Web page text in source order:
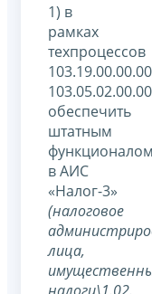
1) в
рамках
техпроцессов
обеспечить
штатным
функционалом
в АИС
«Налог-3»
(налоговое
лица,
налоги\1.02.